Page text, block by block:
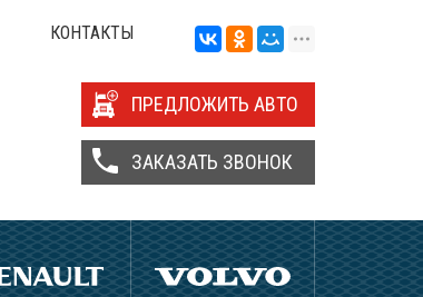
КОНТАКТЫ
ПРЕДЛОЖИТЬ АВТО
ЗАКАЗАТЬ ЗВОНОК